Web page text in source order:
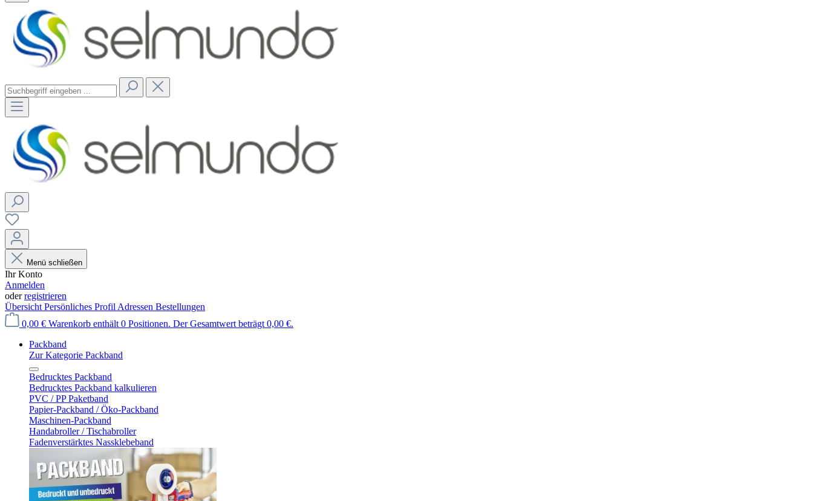
Menü schließen
Ihr Konto
Anmelden
oderregistrieren
Übersicht Persönliches Profil Adressen Bestellungen
0,00 € Warenkorb enthält 0 Positionen. Der Gesamtwert beträgt 0,00 €.
Packband
Zur Kategorie Packband
Bedrucktes Packband
Bedrucktes Packband kalkulieren
PVC / PP Paketband
Papier-Packband / Öko-Packband
Maschinen-Packband
Handabroller / Tischabroller
Fadenverstärktes Nassklebeband